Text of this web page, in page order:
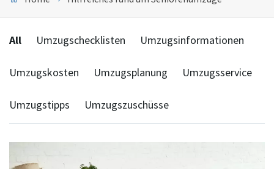
All Umzugschecklisten Umzugsinformationen
Umzugskosten Umzugsplanung Umzugsservice
Umzugstipps Umzugszuschüsse